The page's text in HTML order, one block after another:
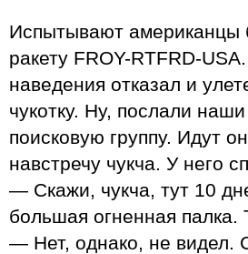
Испытывают американцы
ракету FROY-RTFRD-
наведения отказал и
чукотку. Ну, послали
поисковую группу. Идут
навстречу чукча. У него
— Скажи, чукча, тут 10
большая огненная палка.
— Нет, однако, не видел.